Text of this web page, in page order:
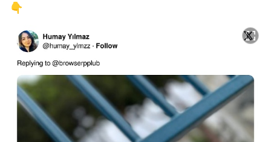
👇